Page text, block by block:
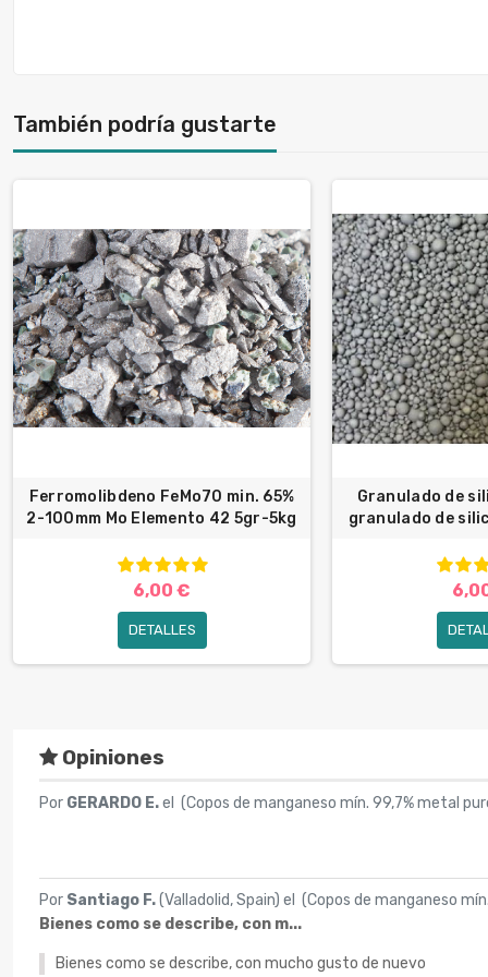
También podría gustarte
Ferromolibdeno FeMo70 min. 65%
2-100mm Mo Elemento 42 5gr-5kg
6,00 €
DETALLES
Granulado de
granulado de
Opiniones
Por GERARDO E.el (Copos de manganeso mín. 99,7% metal
Por Santiago F.(Valladolid, Spain) el (Copos de manganeso
Bienes como se describe, con m...
Bienes como se describe, con mucho gusto de nuevo